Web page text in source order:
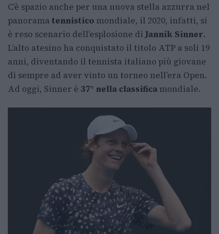
C’è spazio anche per una nuova stella azzurra nel
panorama tennistico mondiale, il 2020, infatti, si
è reso scenario dell’esplosione di Jannik Sinner.
L’alto atesino ha conquistato il titolo ATP a soli 19
anni, diventando il tennista italiano più giovane
di sempre ad aver vinto un torneo nell’era Open.
Ad oggi, Sinner è 37° nella classifica mondiale.